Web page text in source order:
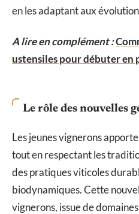
en les adaptant aux
A lire en complément :
ustensiles pour débuter en
Le rôle des nouvelles
Les jeunes vignerons
tout en respectant les
des pratiques viticoles
biodynamiques. Cette
vignerons, issue de